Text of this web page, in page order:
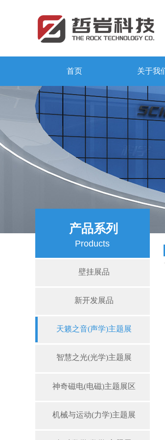
首页 关于我
Products
产品系列
壁挂展品
新开发展品
天籁之音(声学)主题展
智慧之光(光学)主题展
神奇磁电(电磁)主题展区
机械与运动(力学)主题展